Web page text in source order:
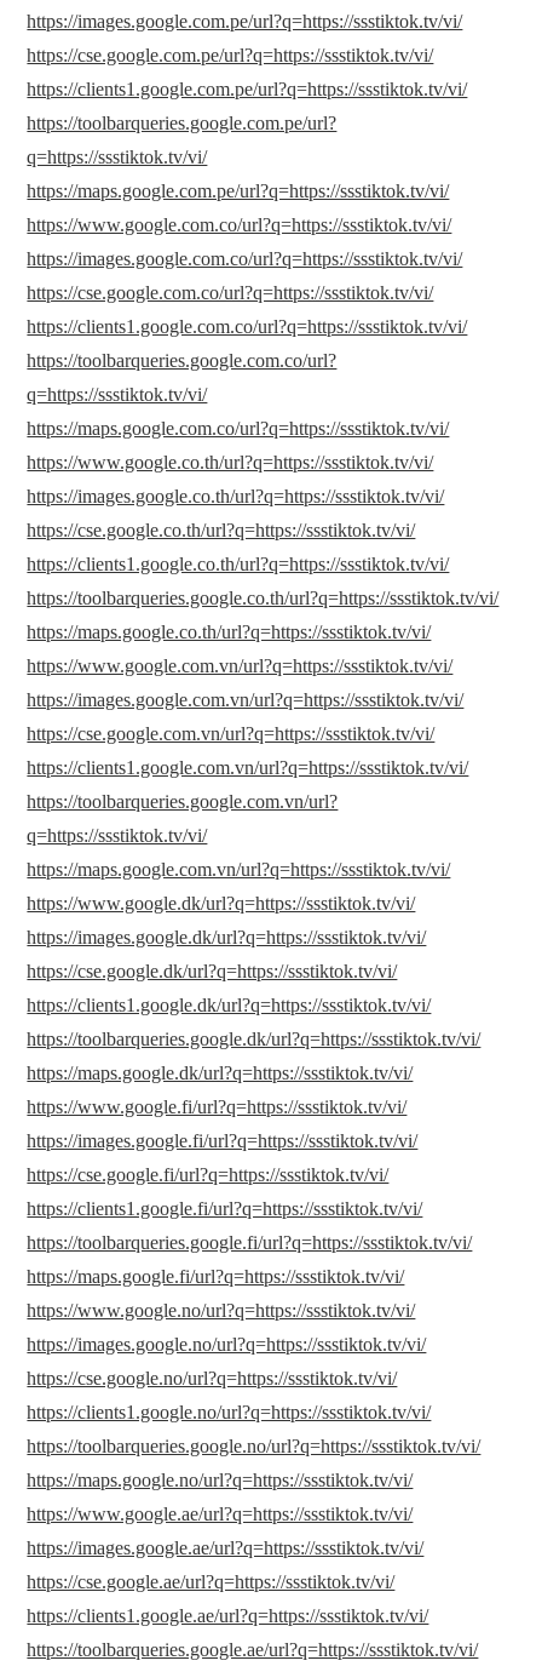
https://images.google.com.pe/url?q=https://ssstiktok.tv/vi/
https://cse.google.com.pe/url?q=https://ssstiktok.tv/vi/
https://clients1.google.com.pe/url?q=https://ssstiktok.tv/vi/
https://toolbarqueries.google.com.pe/url?
q=https://ssstiktok.tv/vi/
https://maps.google.com.pe/url?q=https://ssstiktok.tv/vi/
https://www.google.com.co/url?q=https://ssstiktok.tv/vi/
https://images.google.com.co/url?q=https://ssstiktok.tv/vi/
https://cse.google.com.co/url?q=https://ssstiktok.tv/vi/
https://clients1.google.com.co/url?q=https://ssstiktok.tv/vi/
https://toolbarqueries.google.com.co/url?
q=https://ssstiktok.tv/vi/
https://maps.google.com.co/url?q=https://ssstiktok.tv/vi/
https://www.google.co.th/url?q=https://ssstiktok.tv/vi/
https://images.google.co.th/url?q=https://ssstiktok.tv/vi/
https://cse.google.co.th/url?q=https://ssstiktok.tv/vi/
https://clients1.google.co.th/url?q=https://ssstiktok.tv/vi/
https://toolbarqueries.google.co.th/url?q=https://ssstiktok.tv/vi/
https://maps.google.co.th/url?q=https://ssstiktok.tv/vi/
https://www.google.com.vn/url?q=https://ssstiktok.tv/vi/
https://images.google.com.vn/url?q=https://ssstiktok.tv/vi/
https://cse.google.com.vn/url?q=https://ssstiktok.tv/vi/
https://clients1.google.com.vn/url?q=https://ssstiktok.tv/vi/
https://toolbarqueries.google.com.vn/url?
q=https://ssstiktok.tv/vi/
https://maps.google.com.vn/url?q=https://ssstiktok.tv/vi/
https://www.google.dk/url?q=https://ssstiktok.tv/vi/
https://images.google.dk/url?q=https://ssstiktok.tv/vi/
https://cse.google.dk/url?q=https://ssstiktok.tv/vi/
https://clients1.google.dk/url?q=https://ssstiktok.tv/vi/
https://toolbarqueries.google.dk/url?q=https://ssstiktok.tv/vi/
https://maps.google.dk/url?q=https://ssstiktok.tv/vi/
https://www.google.fi/url?q=https://ssstiktok.tv/vi/
https://images.google.fi/url?q=https://ssstiktok.tv/vi/
https://cse.google.fi/url?q=https://ssstiktok.tv/vi/
https://clients1.google.fi/url?q=https://ssstiktok.tv/vi/
https://toolbarqueries.google.fi/url?q=https://ssstiktok.tv/vi/
https://maps.google.fi/url?q=https://ssstiktok.tv/vi/
https://www.google.no/url?q=https://ssstiktok.tv/vi/
https://images.google.no/url?q=https://ssstiktok.tv/vi/
https://cse.google.no/url?q=https://ssstiktok.tv/vi/
https://clients1.google.no/url?q=https://ssstiktok.tv/vi/
https://toolbarqueries.google.no/url?q=https://ssstiktok.tv/vi/
https://maps.google.no/url?q=https://ssstiktok.tv/vi/
https://www.google.ae/url?q=https://ssstiktok.tv/vi/
https://images.google.ae/url?q=https://ssstiktok.tv/vi/
https://cse.google.ae/url?q=https://ssstiktok.tv/vi/
https://clients1.google.ae/url?q=https://ssstiktok.tv/vi/
https://toolbarqueries.google.ae/url?q=https://ssstiktok.tv/vi/